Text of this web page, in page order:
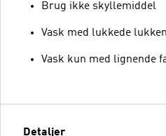
Brug ikke skyllemiddel
Vask med lukkede
Vask kun med lignende
Detaljer